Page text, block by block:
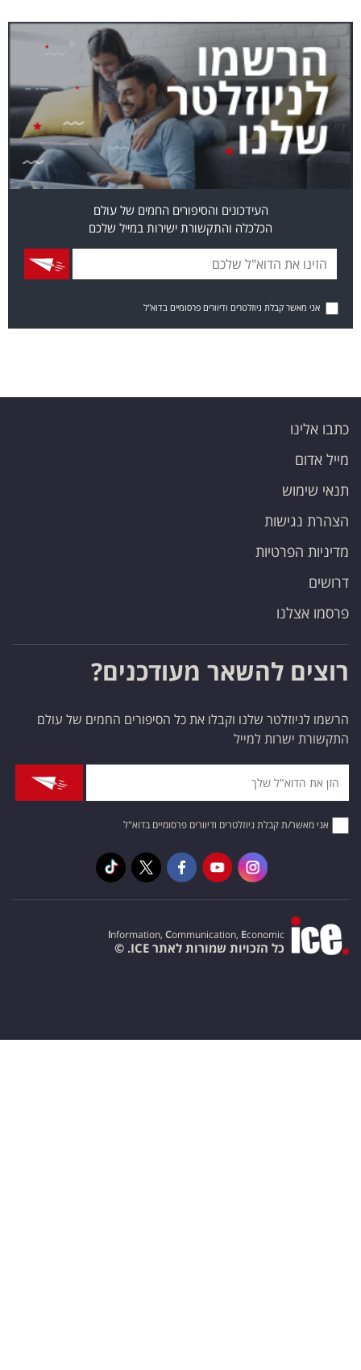
העידכונים והסיפורים החמים של עולם
הכלכלה והתקשורת ישירות במייל שלכם
אני מאשר קבלת ניוזלטרים ודיוורים פרסומיים בדוא"ל
כתבו אלינו
מייל אדום
תנאי שימוש
הצהרת נגישות
מדיניות הפרטיות
דרושים
פרסמו אצלנו
רוצים להשאר מעודכנים?
הרשמו לניוזלטר שלנו וקבלו את כל הסיפורים החמים של עולם
התקשורת ישרות למייל
אני מאשר/ת קבלת ניוזלטרים ודיוורים פרסומיים בדוא"ל
Information, Communication, Economic
כל הזכויות שמורות לאתר ICE. ©